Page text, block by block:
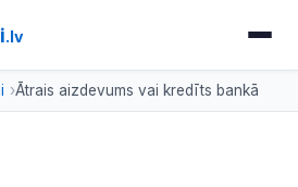
.lv
Ātrais aizdevums vai kredīts bankā